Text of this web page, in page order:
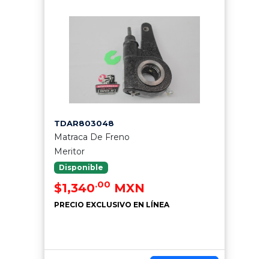
TDAR803048
Matraca De Freno
Meritor
Disponible
$1,340.00 MXN
PRECIO EXCLUSIVO EN LÍNEA